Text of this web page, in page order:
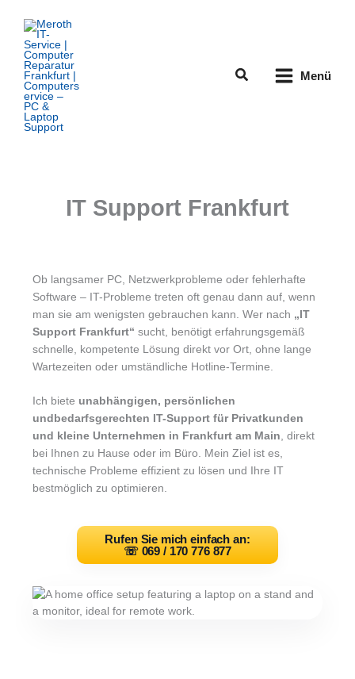
Inhalt
springen
Suchen Menü
IT Support Frankfurt
Ob langsamer PC, Netzwerkprobleme oder fehlerhafte
Software – IT-Probleme treten oft genau dann auf, wenn
man sie am wenigsten gebrauchen kann. Wer nach „IT
Support Frankfurt“ sucht, benötigt erfahrungsgemäß
schnelle, kompetente Lösung direkt vor Ort, ohne lange
Wartezeiten oder umständliche Hotline-Termine.
Ich biete unabhängigen, persönlichen
undbedarfsgerechten IT-Support für Privatkunden
und kleine Unternehmen in Frankfurt am Main, direkt
bei Ihnen zu Hause oder im Büro. Mein Ziel ist es,
technische Probleme effizient zu lösen und Ihre IT
bestmöglich zu optimieren.
Rufen Sie mich einfach an:
☏ 069 / 170 776 877